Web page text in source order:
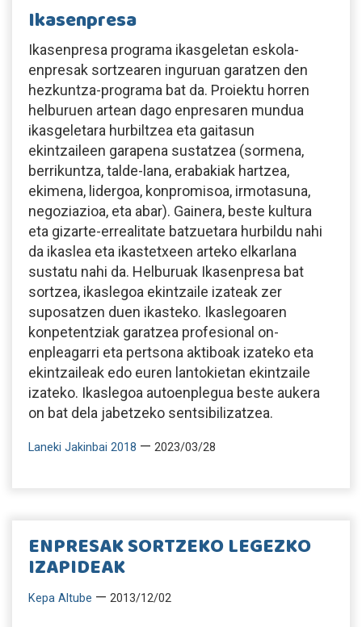
Ikasenpresa
Ikasenpresa programa ikasgeletan eskola-
enpresak sortzearen inguruan garatzen den
hezkuntza-programa bat da. Proiektu horren
helburuen artean dago enpresaren mundua
ikasgeletara hurbiltzea eta gaitasun
ekintzaileen garapena sustatzea (sormena,
berrikuntza, talde-lana, erabakiak hartzea,
ekimena, lidergoa, konpromisoa, irmotasuna,
negoziazioa, eta abar). Gainera, beste kultura
eta gizarte-errealitate batzuetara hurbildu nahi
da ikaslea eta ikastetxeen arteko elkarlana
sustatu nahi da. Helburuak Ikasenpresa bat
sortzea, ikaslegoa ekintzaile izateak zer
suposatzen duen ikasteko. Ikaslegoaren
konpetentziak garatzea profesional on-
enpleagarri eta pertsona aktiboak izateko eta
ekintzaileak edo euren lantokietan ekintzaile
izateko. Ikaslegoa autoenplegua beste aukera
on bat dela jabetzeko sentsibilizatzea.
Laneki Jakinbai 2018 — 2023/03/28
ENPRESAK SORTZEKO LEGEZKO
IZAPIDEAK
Kepa Altube — 2013/12/02